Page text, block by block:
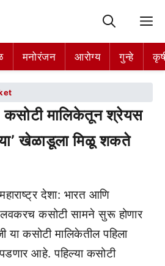
मनोरंजन आरोग्य गुन्हे
मालिकेतून श्रेयस
खेळाडूला मिळू शकते
देशा: भारत आणि
लवकरच कसोटी सामने सुरू होणार
कसोटी मालिकेतील पहिला
आहे. पहिल्या कसोटी